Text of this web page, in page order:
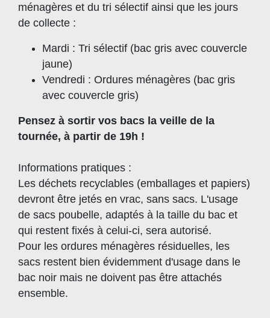
ménagères et du tri sélectif ainsi que les jours
de collecte :
Mardi : Tri sélectif (bac gris avec couvercle
jaune)
Vendredi : Ordures ménagères (bac gris
avec couvercle gris)
Pensez à sortir vos bacs la veille de la
tournée, à partir de 19h !
Informations pratiques :
Les déchets recyclables (emballages et papiers)
devront être jetés en vrac, sans sacs. L'usage
de sacs poubelle, adaptés à la taille du bac et
qui restent fixés à celui-ci, sera autorisé.
Pour les ordures ménagères résiduelles, les
sacs restent bien évidemment d'usage dans le
bac noir mais ne doivent pas être attachés
ensemble.